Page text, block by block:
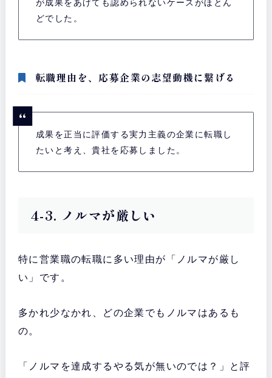
が成果をあげても認められないケースがほとん
どでした。
転職理由を、応募企業の志望動機に繋げる
成果を正当に評価する実力主義の企業に転職し
たいと考え、貴社を応募しました。
4-3. ノルマが厳しい
特に営業職の転職に多い理由が「ノルマが厳し
い」です。
多かれ少なかれ、どの企業でもノルマはあるも
の。
「ノルマを達成するやる気が無いのでは？」と評